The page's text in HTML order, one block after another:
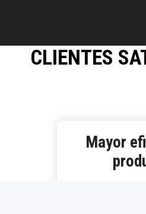
CLIENTES
Mayor